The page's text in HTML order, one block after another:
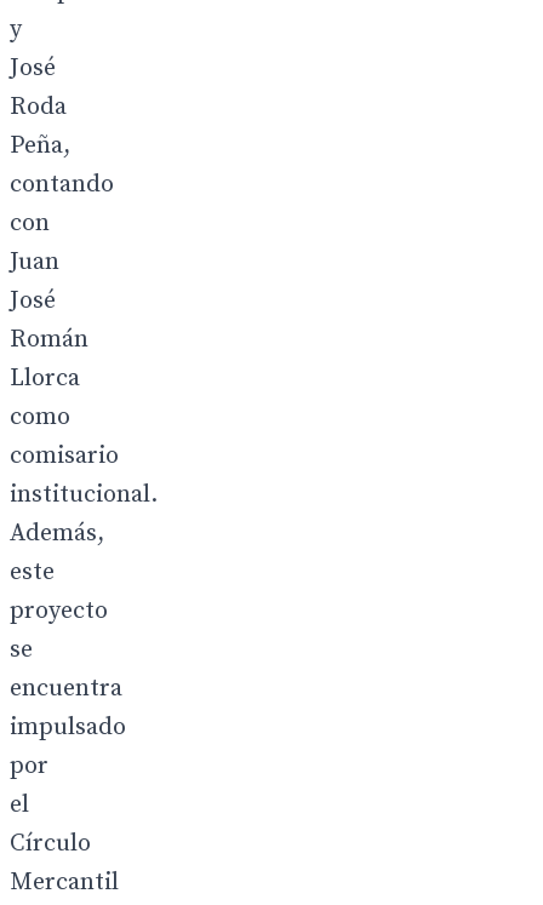
y
José
Roda
Peña,
contando
con
Juan
José
Román
Llorca
como
comisario
institucional.
Además,
este
proyecto
se
encuentra
impulsado
por
el
Círculo
Mercantil